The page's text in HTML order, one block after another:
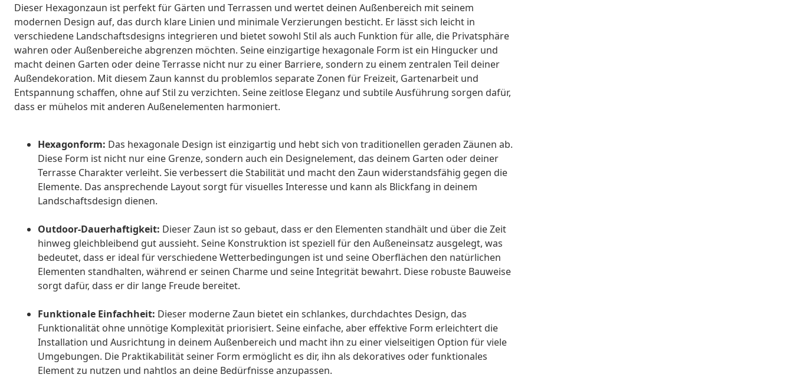
Dieser Hexagonzaun ist perfekt für Gärten und Terrassen und wertet deinen Außenbereich mit seinem
modernen Design auf, das durch klare Linien und minimale Verzierungen besticht. Er lässt sich leicht in
verschiedene Landschaftsdesigns integrieren und bietet sowohl Stil als auch Funktion für alle, die Privatsphäre
wahren oder Außenbereiche abgrenzen möchten. Seine einzigartige hexagonale Form ist ein Hingucker und
macht deinen Garten oder deine Terrasse nicht nur zu einer Barriere, sondern zu einem zentralen Teil deiner
Außendekoration. Mit diesem Zaun kannst du problemlos separate Zonen für Freizeit, Gartenarbeit und
Entspannung schaffen, ohne auf Stil zu verzichten. Seine zeitlose Eleganz und subtile Ausführung sorgen dafür,
dass er mühelos mit anderen Außenelementen harmoniert.
Hexagonform: Das hexagonale Design ist einzigartig und hebt sich von traditionellen geraden Zäunen ab.
Diese Form ist nicht nur eine Grenze, sondern auch ein Designelement, das deinem Garten oder deiner
Terrasse Charakter verleiht. Sie verbessert die Stabilität und macht den Zaun widerstandsfähig gegen die
Elemente. Das ansprechende Layout sorgt für visuelles Interesse und kann als Blickfang in deinem
Landschaftsdesign dienen.
Outdoor-Dauerhaftigkeit: Dieser Zaun ist so gebaut, dass er den Elementen standhält und über die Zeit
hinweg gleichbleibend gut aussieht. Seine Konstruktion ist speziell für den Außeneinsatz ausgelegt, was
bedeutet, dass er ideal für verschiedene Wetterbedingungen ist und seine Oberflächen den natürlichen
Elementen standhalten, während er seinen Charme und seine Integrität bewahrt. Diese robuste Bauweise
sorgt dafür, dass er dir lange Freude bereitet.
Funktionale Einfachheit: Dieser moderne Zaun bietet ein schlankes, durchdachtes Design, das
Funktionalität ohne unnötige Komplexität priorisiert. Seine einfache, aber effektive Form erleichtert die
Installation und Ausrichtung in deinem Außenbereich und macht ihn zu einer vielseitigen Option für viele
Umgebungen. Die Praktikabilität seiner Form ermöglicht es dir, ihn als dekoratives oder funktionales
Element zu nutzen und nahtlos an deine Bedürfnisse anzupassen.